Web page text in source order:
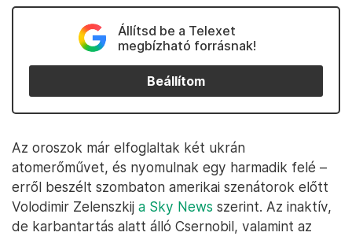
Állítsd be a Telexet
megbízható forrásnak!
Beállítom
Az oroszok már elfoglaltak két ukrán
atomerőművet, és nyomulnak egy harmadik felé –
erről beszélt szombaton amerikai szenátorok előtt
Volodimir Zelenszkij a Sky News szerint. Az inaktív,
de karbantartás alatt álló Csernobil, valamint az